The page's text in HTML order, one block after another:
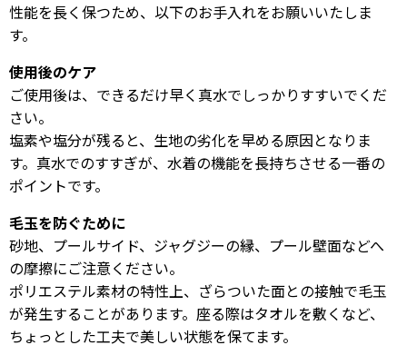
性能を長く保つため、以下のお手入れをお願いいたしま
す。
使用後のケア
ご使用後は、できるだけ早く真水でしっかりすすいでくだ
さい。
塩素や塩分が残ると、生地の劣化を早める原因となりま
す。真水でのすすぎが、水着の機能を長持ちさせる一番の
ポイントです。
毛玉を防ぐために
砂地、プールサイド、ジャグジーの縁、プール壁面などへ
の摩擦にご注意ください。
ポリエステル素材の特性上、ざらついた面との接触で毛玉
が発生することがあります。座る際はタオルを敷くなど、
ちょっとした工夫で美しい状態を保てます。